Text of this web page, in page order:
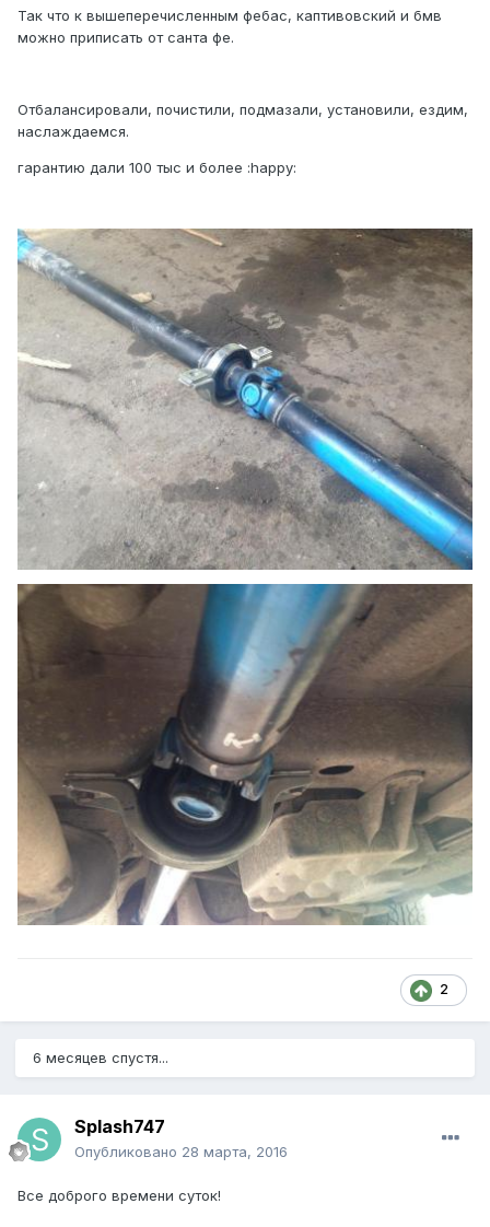
Так что к вышеперечисленным фебас, каптивовский и бмв
можно приписать от санта фе.
Отбалансировали, почистили, подмазали, установили, ездим,
наслаждаемся.
гарантию дали 100 тыс и более :happy:
2
6 месяцев спустя...
Splash747
Опубликовано 28 марта, 2016
Все доброго времени суток!